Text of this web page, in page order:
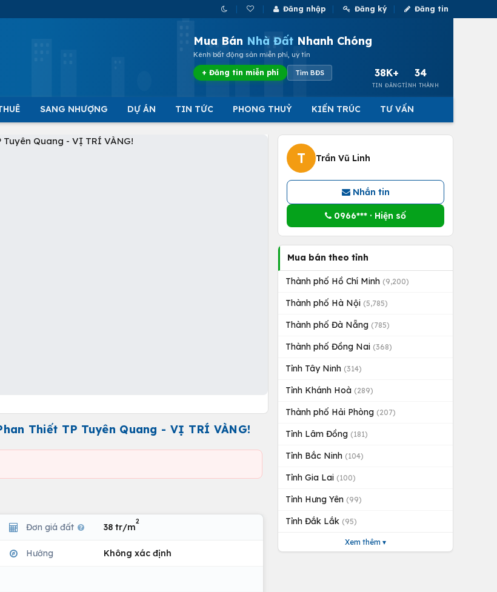
Đăng nhập Đăng ký Đăng tin
Mua Bán Nhà Đất Nhanh Chóng
Kênh bất động sản miễn phí, uy tín
+ Đăng tin miễn phí Tìm BĐS 38K+
TIN ĐĂNG
34
TỈNH THÀNH
SANG NHƯỢNG DỰ ÁN TIN TỨC PHONG THUỶ KIẾN TRÚC TƯ VẤN
Thiết TP Tuyên Quang - VỊ TRÍ VÀNG!
Đơn giá đất 38 tr/m
2
Hướng Không xác định
T Trần Vũ Linh
Nhắn tin
0966*** · Hiện số
Mua bán theo tỉnh
Thành phố Hồ Chí Minh (9,200)
Thành phố Hà Nội (5,785)
Thành phố Đà Nẵng (785)
Thành phố Đồng Nai (368)
Tỉnh Tây Ninh (314)
Tỉnh Khánh Hoà (289)
Thành phố Hải Phòng (207)
Tỉnh Lâm Đồng (181)
Tỉnh Bắc Ninh (104)
Tỉnh Gia Lai (100)
Tỉnh Hưng Yên (99)
Tỉnh Đắk Lắk (95)
Xem thêm ▾